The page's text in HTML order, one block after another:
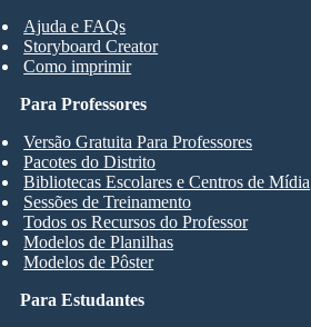
Ajuda e FAQs
Storyboard Creator
Como imprimir
Para Estudantes
Para Professores
Versão Gratuita Para Professores
Pacotes do Distrito
Bibliotecas Escolares e Centros de Mídia
Sessões de Treinamento
Todos os Recursos do Professor
Modelos de Planilhas
Modelos de Pôster